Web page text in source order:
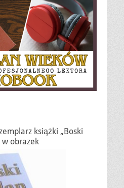
książki „Boski
w obrazek